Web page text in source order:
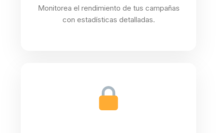
Monitorea el rendimiento de tus campañas
con estadísticas detalladas.